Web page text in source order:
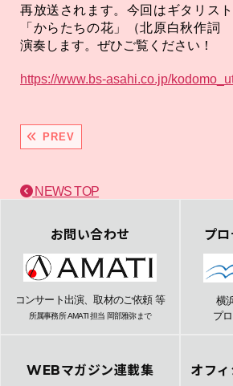
再放送されます。今回はギタリス
「からたちの花」（北原白秋作詞
演奏します。ぜひご覧ください！
https://www.bs-asahi.co.jp/
PREV
NEWS TOP
お問い合わせ
コンサート出演、取材のご依頼 等
所属事務所 AMATI 担当 岡部雅弥まで
プ
横
プ
WEBマガジン連載集 オフ